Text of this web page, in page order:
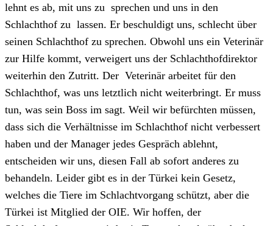
lehnt es ab, mit uns zu sprechen und uns in den
Schlachthof zu lassen. Er beschuldigt uns, schlecht über
seinen Schlachthof zu sprechen. Obwohl uns ein Veterinär
zur Hilfe kommt, verweigert uns der Schlachthofdirektor
weiterhin den Zutritt. Der Veterinär arbeitet für den
Schlachthof, was uns letztlich nicht weiterbringt. Er muss
tun, was sein Boss im sagt. Weil wir befürchten müssen,
dass sich die Verhältnisse im Schlachthof nicht verbessert
haben und der Manager jedes Gespräch ablehnt,
entscheiden wir uns, diesen Fall ab sofort anderes zu
behandeln. Leider gibt es in der Türkei kein Gesetz,
welches die Tiere im Schlachtvorgang schützt, aber die
Türkei ist Mitglied der OIE. Wir hoffen, der